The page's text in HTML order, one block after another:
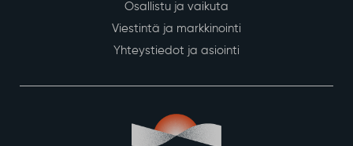
Osallistu ja vaikuta
Viestintä ja markkinointi
Yhteystiedot ja asiointi